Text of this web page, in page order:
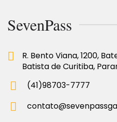
SevenPass
R. Bento Viana, 1200,
Batista de Curitiba,
(41)98703-7777